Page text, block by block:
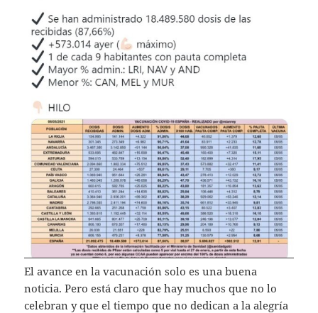
El avance en la vacunación solo es una buena
noticia. Pero está claro que hay muchos que no lo
celebran y que el tiempo que no dedican a la alegría